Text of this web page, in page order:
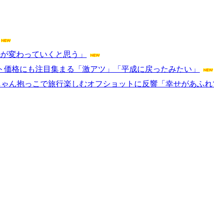
変わっていくと思う」
格にも注目集まる「激アツ」「平成に戻ったみたい」
ん抱っこで旅行楽しむオフショットに反響「幸せがあふ